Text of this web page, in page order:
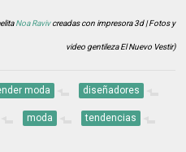
Noa Ravivcreadas con impresora 3d | Fotos y
video gentileza El Nuevo Vestir)
moda diseñadores
moda tendencias